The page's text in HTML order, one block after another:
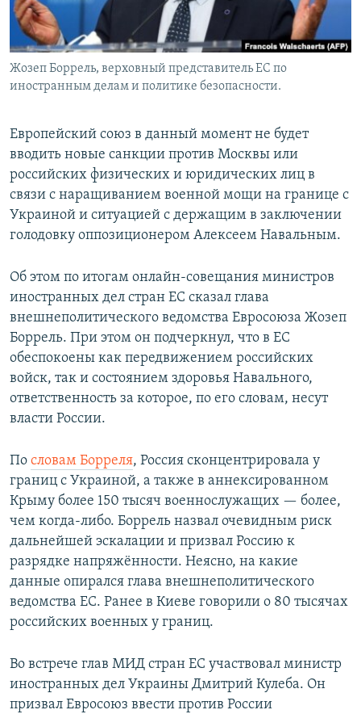
Жозеп Боррель, верховный представитель ЕС по
иностранным делам и политике безопасности.
Европейский союз в данный момент не будет
вводить новые санкции против Москвы или
российских физических и юридических лиц в
связи с наращиванием военной мощи на границе с
Украиной и ситуацией с держащим в заключении
голодовку оппозиционером Алексеем Навальным.
Об этом по итогам онлайн-совещания министров
иностранных дел стран ЕС сказал глава
внешнеполитического ведомства Евросоюза Жозеп
Боррель. При этом он подчеркнул, что в ЕС
обеспокоены как передвижением российских
войск, так и состоянием здоровья Навального,
ответственность за которое, по его словам, несут
власти России.
По словам Борреля, Россия сконцентрировала у
границ с Украиной, а также в аннексированном
Крыму более 150 тысяч военнослужащих — более,
чем когда-либо. Боррель назвал очевидным риск
дальнейшей эскалации и призвал Россию к
разрядке напряжённости. Неясно, на какие
данные опирался глава внешнеполитического
ведомства ЕС. Ранее в Киеве говорили о 80 тысячах
российских военных у границ.
Во встрече глав МИД стран ЕС участвовал министр
иностранных дел Украины Дмитрий Кулеба. Он
призвал Евросоюз ввести против России